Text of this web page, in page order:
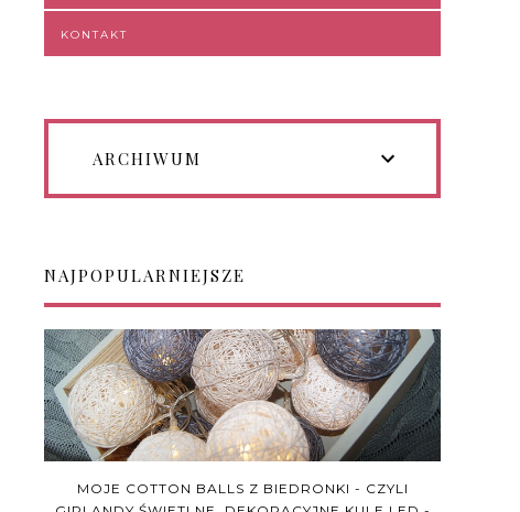
KONTAKT
ARCHIWUM
NAJPOPULARNIEJSZE
MOJE COTTON BALLS Z BIEDRONKI - CZYLI